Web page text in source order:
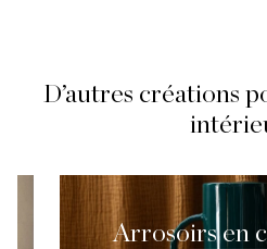
D’autres créations
Arrosoirs en